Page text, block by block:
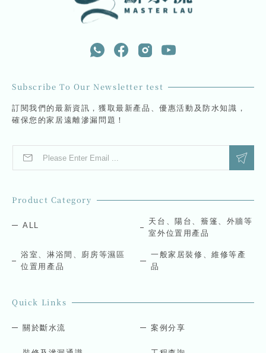
Subscribe To Our Newsletter test
訂閱我們的最新資訊，獲取最新產品、優惠活動及防水知識，
確保您的家居遠離滲漏問題！
a
l
E
i
a
lProduct Category
ALL
天台、陽台、簷篷、外牆等
室外位置用產品
浴室、淋浴間、廚房等濕區
位置用產品
一般家居裝修、維修等產
品
Quick Links
關於斷水流 案例分享